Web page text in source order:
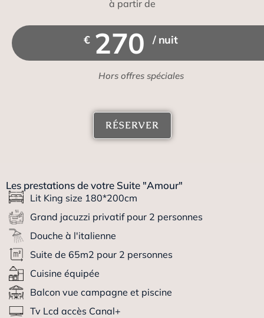
à partir de
€ 270 / nuit
Hors offres spéciales
RÉSERVER
Les prestations de votre Suite "Amour"
Lit King size 180*200cm
Grand jacuzzi privatif pour 2 personnes
Douche à l'italienne
Suite de 65m2 pour 2 personnes
Cuisine équipée
Balcon vue campagne et piscine
Tv Lcd accès Canal+